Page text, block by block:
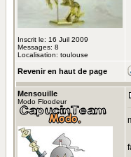
Inscrit le: 16 Juil 2009
Messages: 8
Localisation: toulouse
Revenir en haut de page
Mensouille
Modo Floodeur